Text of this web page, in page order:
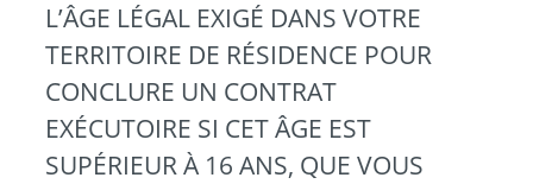
L’ÂGE LÉGAL EXIGÉ DANS VOTRE
TERRITOIRE DE RÉSIDENCE POUR
CONCLURE UN CONTRAT
EXÉCUTOIRE SI CET ÂGE EST
SUPÉRIEUR À 16 ANS, QUE VOUS